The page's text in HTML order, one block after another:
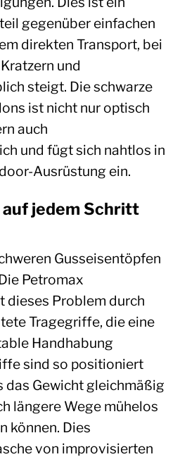
gegenüber einfachen
direkten Transport, bei
und
steigt. Die schwarze
ist nicht nur optisch
auch
und fügt sich nahtlos in
Ausrüstung ein.
jedem Schritt
Gusseisentöpfen
Petromax
dieses Problem durch
Tragegriffe, die eine
Handhabung
sind so positioniert
das Gewicht gleichmäßig
längere Wege mühelos
können. Dies
von improvisierten